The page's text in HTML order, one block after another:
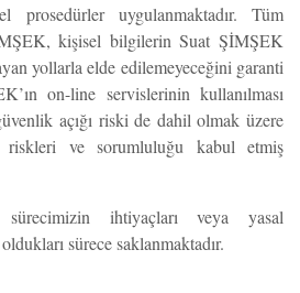
prosedürler uygulanmaktadır. Tüm
kişisel bilgilerin Suat ŞİMŞEK
yollarla elde edilemeyeceğini garanti
on-line servislerinin kullanılması
açığı riski de dahil olmak üzere
riskleri ve sorumluluğu kabul etmiş
ihtiyaçları veya yasal
sürece saklanmaktadır.